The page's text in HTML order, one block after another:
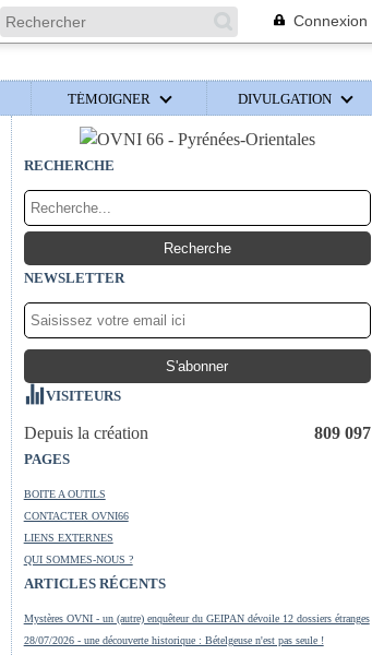
Connexion
TÉMOIGNER DIVULGATION
RECHERCHE
NEWSLETTER
VISITEURS
Depuis la création 809 097
PAGES
BOITE A OUTILS
CONTACTER OVNI66
LIENS EXTERNES
QUI SOMMES-NOUS ?
ARTICLES RÉCENTS
Mystères OVNI - un (autre) enquêteur du GEIPAN dévoile 12 dossiers étranges
28/07/2026 - une découverte historique : Bételgeuse n'est pas seule !